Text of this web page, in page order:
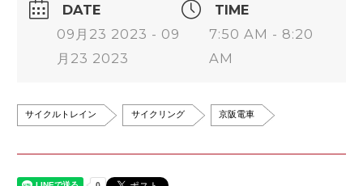
DATE
09月23 2023 - 09
月23 2023
TIME
7:50 AM - 8:20
AM
サイクルトレイン サイクリング 京阪電車